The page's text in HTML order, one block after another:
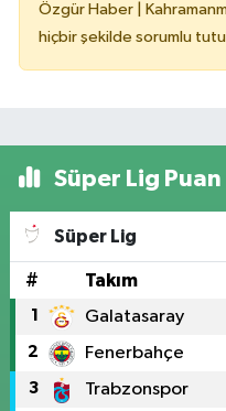
Özgür Haber |
hiçbir şekilde sorumlu
Süper Lig
Süper Lig
# Takım
1 Galatasaray
2 Fenerbahçe
3 Trabzonspor